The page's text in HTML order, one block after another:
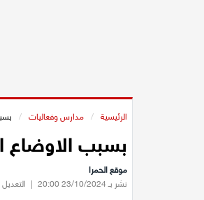
الرئيسية / مدارس وفعاليات /
بسبب الاوضاع
موقع الحمرا
نشر بـ 23/10/2024 20:00
| التعديل الأخير